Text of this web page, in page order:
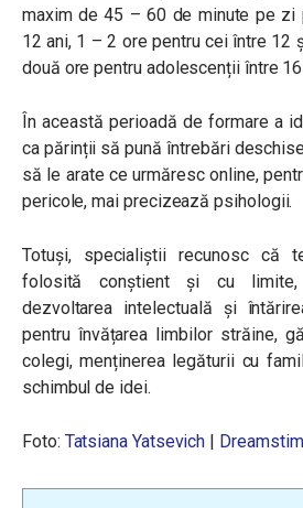
maxim de 45 – 60 de minute pe zi
12 ani, 1 – 2 ore pentru cei între 12
două ore pentru adolescenții între
În această perioadă de formare a
ca părinții să pună întrebări
să le arate ce urmăresc online,
pericole, mai precizează psihologii.
Totuși, specialiștii recunosc că
folosită conștient și cu
dezvoltarea intelectuală și
pentru învățarea limbilor străine,
colegi, menținerea legăturii cu
schimbul de idei.
Foto: Tatsiana Yatsevich |